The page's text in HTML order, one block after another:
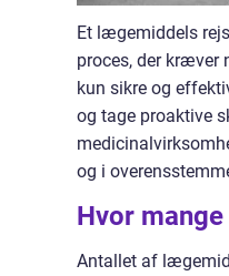
Et lægemiddels
proces, der kræver
kun sikre og
og tage proaktive
og i
Hvor
Antallet af